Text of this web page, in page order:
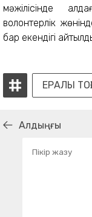
мәжілісінде
волонтерлік
бар екендігі
ЕРАЛЫ
Алдыңғы